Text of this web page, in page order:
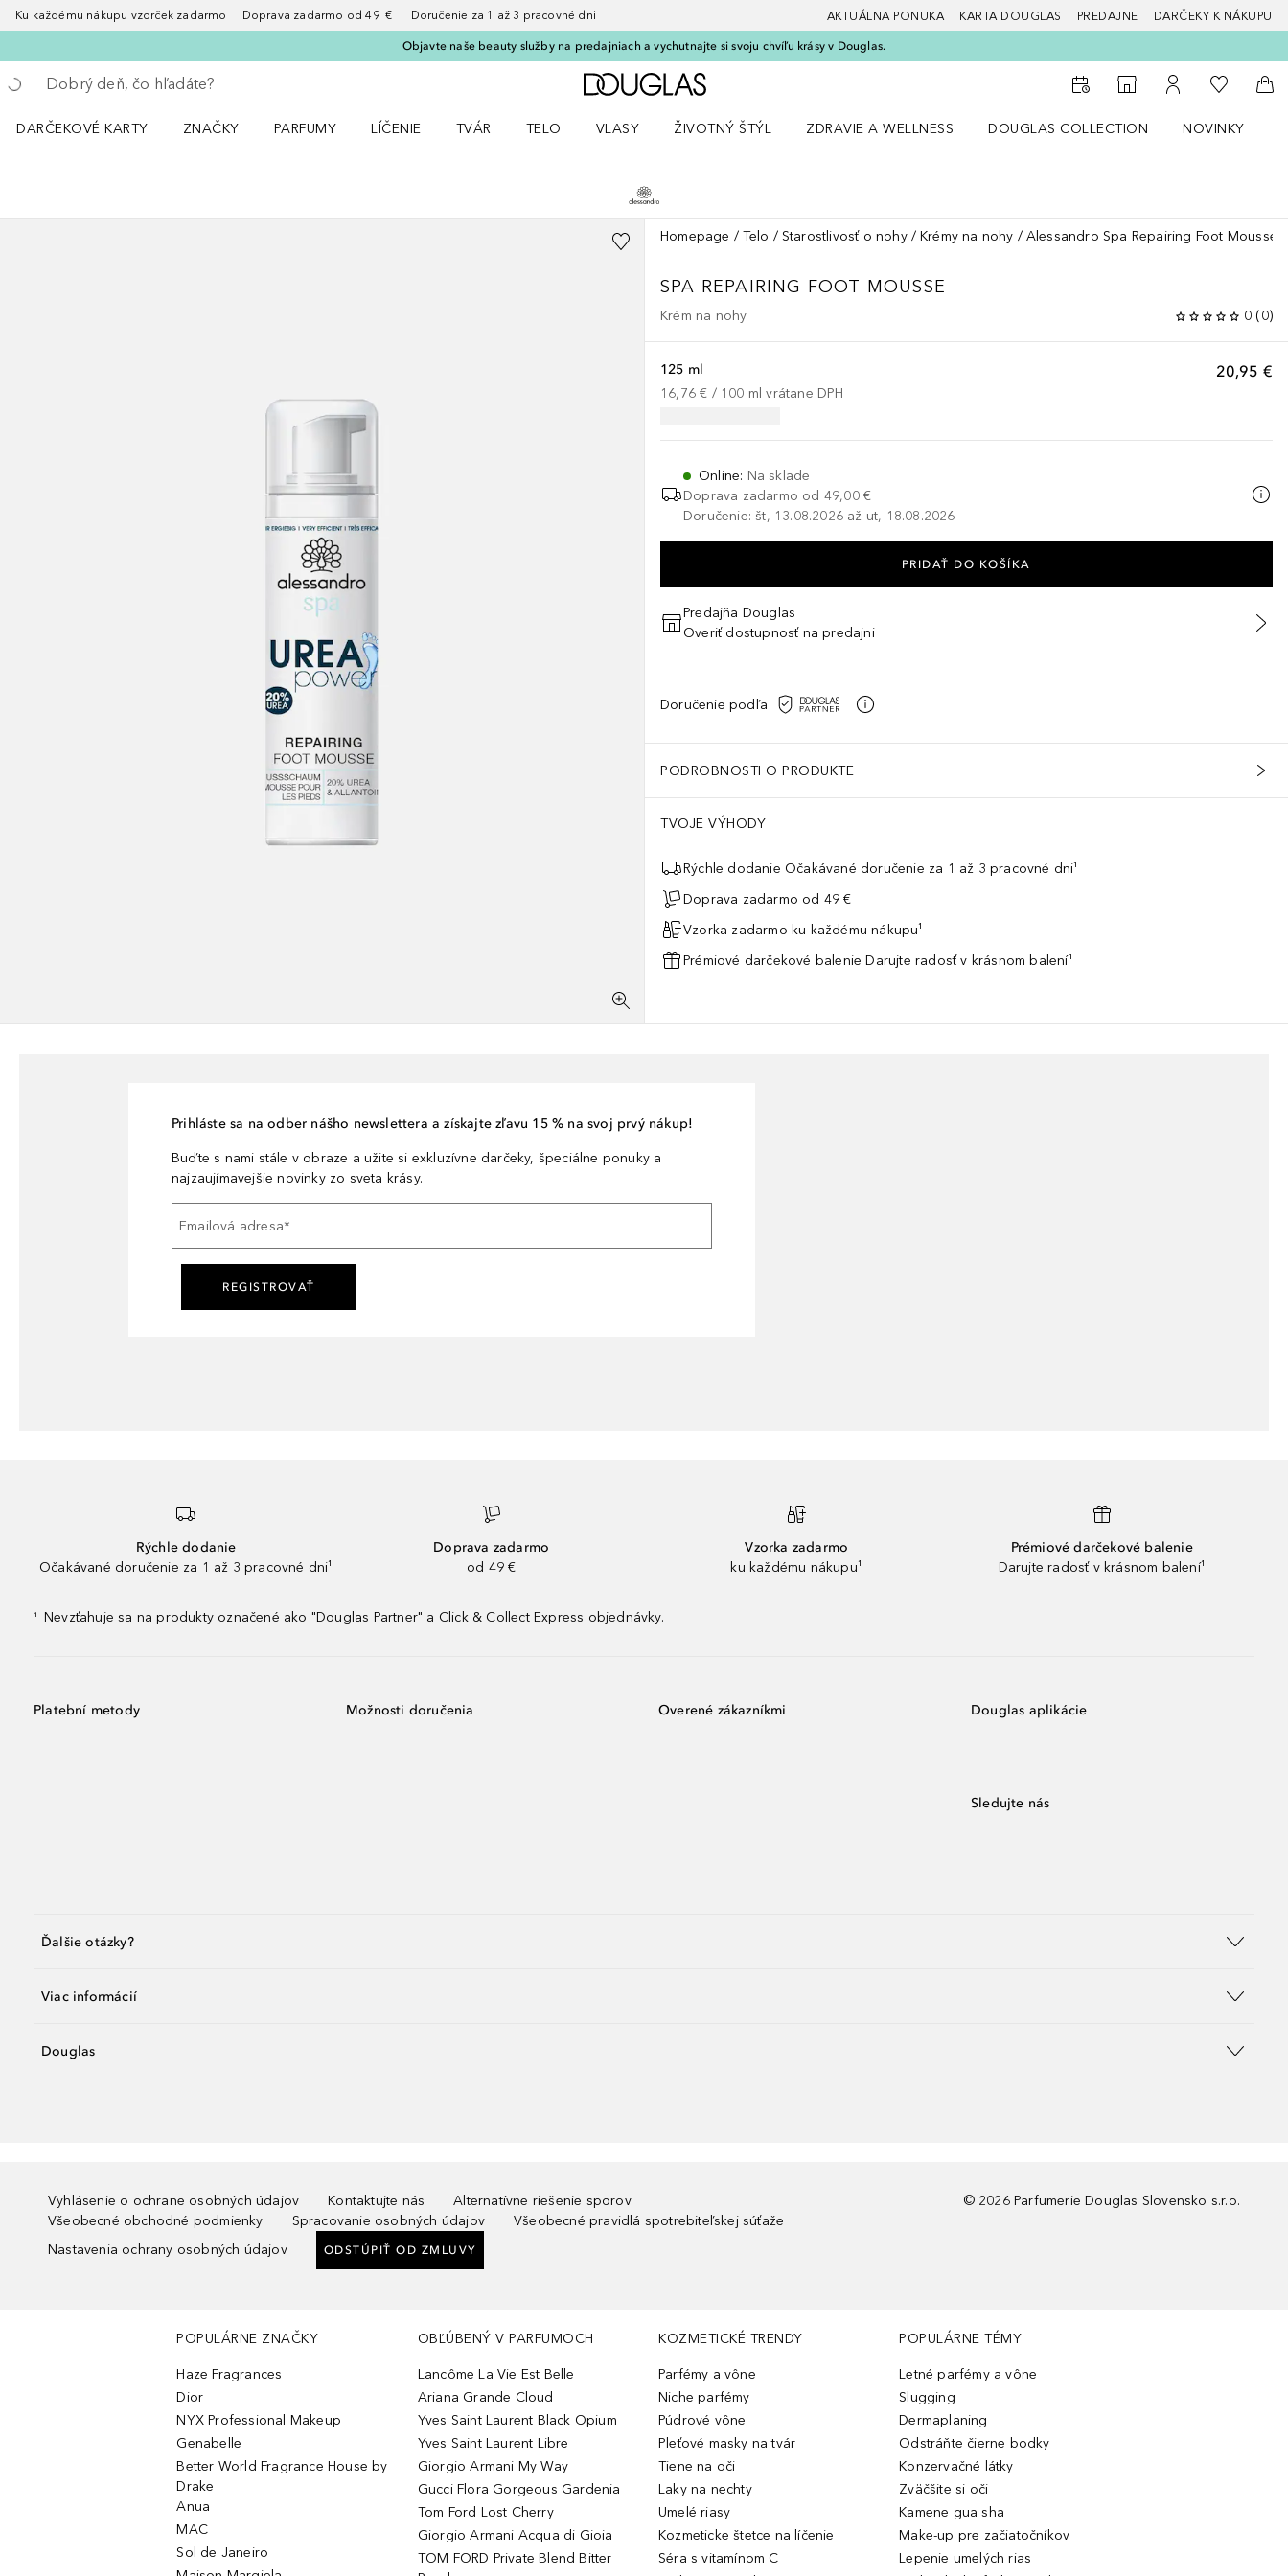
Ku každému nákupu vzorček zadarmo Doprava zadarmo od 49 € Doručenie za 1 až 3 pracovné dni AKTUÁLNA PONUKA KARTA DOUGLAS PREDAJNE DARČEKY K NÁKUPU
Objavte naše beauty služby na predajniach a vychutnajte si svoju chvíľu krásy v Douglas.
Choď späť
Vykonajte vyhľadávanie
Domov
Do vyhľadávača predajní
Do môjho účtu
Do môjho
Do
DARČEKOVÉ KARTY
ZNAČKY
PARFUMY
LÍČENIE
TVÁR
TELO
VLASY
ŽIVOTNÝ ŠTÝL
ZDRAVIE A WELLNESS
DOUGLAS COLLECTION
NOVINKY
Homepage Telo Starostlivosť o nohy Krémy na nohy Alessandro Spa Repairing Foot Mousse
SPA REPAIRING FOOT MOUSSE
Krém na nohy 0 (0)
20,95 €
125 ml
16,76 € / 100 ml vrátane DPH
Online: Na sklade
Doprava zadarmo od 49,00 €
Doručenie: št, 13.08.2026 až ut, 18.08.2026
PRIDAŤ DO KOŠÍKA
Predajňa Douglas
Overiť dostupnosť na predajni
Doručenie podľa
PODROBNOSTI O PRODUKTE
TVOJE VÝHODY
Rýchle dodanie Očakávané doručenie za 1 až 3 pracovné dni¹
Doprava zadarmo od 49 €
Vzorka zadarmo ku každému nákupu¹
Prémiové darčekové balenie Darujte radosť v krásnom balení¹
Prihláste sa na odber nášho newslettera a získajte zľavu 15 % na svoj prvý nákup!
Buďte s nami stále v obraze a užite si exkluzívne darčeky, špeciálne ponuky a
najzaujímavejšie novinky zo sveta krásy.
Emailová adresa*
REGISTROVAŤ
Rýchle dodanie
Očakávané doručenie za 1 až 3 pracovné dni¹
Doprava zadarmo
od 49 €
Vzorka zadarmo
ku každému nákupu¹
Prémiové darčekové balenie
Darujte radosť v krásnom balení¹
¹ Nevzťahuje sa na produkty označené ako "Douglas Partner" a Click & Collect Express objednávky.
Platební metody Možnosti doručenia Overené zákazníkmi Douglas aplikácie
Sledujte nás
Ďalšie otázky?
Viac informácií
Douglas
Vyhlásenie o ochrane osobných údajov Kontaktujte nás
Alternatívne riešenie sporov
Všeobecné obchodné podmienky
Spracovanie osobných údajov
Všeobecné pravidlá spotrebiteľskej súťaže
Nastavenia ochrany osobných údajov
ODSTÚPIŤ OD ZMLUVY
© 2026 Parfumerie Douglas Slovensko s.r.o.
POPULÁRNE ZNAČKY
Haze Fragrances
Dior
NYX Professional Makeup
Genabelle
Better World Fragrance House by
Drake
Anua
MAC
Sol de Janeiro
OBĽÚBENÝ V PARFUMOCH
Lancôme La Vie Est Belle
Ariana Grande Cloud
Yves Saint Laurent Black Opium
Yves Saint Laurent Libre
Giorgio Armani My Way
Gucci Flora Gorgeous Gardenia
Tom Ford Lost Cherry
Giorgio Armani Acqua di Gioia
TOM FORD Private Blend Bitter
KOZMETICKÉ TRENDY
Parfémy a vône
Niche parfémy
Púdrové vône
Pleťové masky na tvár
Tiene na oči
Laky na nechty
Umelé riasy
Kozmeticke štetce na líčenie
Séra s vitamínom C
POPULÁRNE TÉMY
Letné parfémy a vône
Slugging
Dermaplaning
Odstráňte čierne bodky
Konzervačné látky
Zväčšite si oči
Kamene gua sha
Make-up pre začiatočníkov
Lepenie umelých rias